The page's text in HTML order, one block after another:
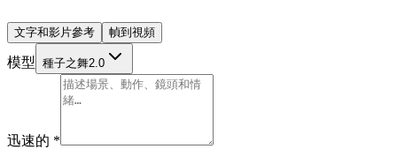
文字和影片參考 幀到視頻
模型 種子之舞2.0
迅速的 *